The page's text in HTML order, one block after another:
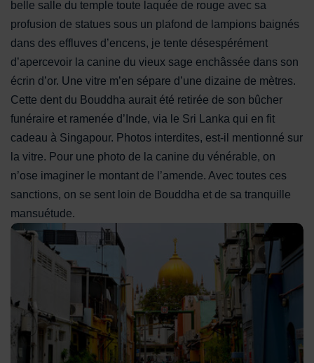
Mosquée Sultan du quartier de Kampong Glam
belle salle du temple toute laquée de rouge avec sa
profusion de statues sous un plafond de lampions baignés
dans des effluves d’encens, je tente désespérément
d’apercevoir la canine du vieux sage enchâssée dans son
écrin d’or. Une vitre m’en sépare d’une dizaine de mètres.
Cette dent du Bouddha aurait été retirée de son bûcher
funéraire et ramenée d’Inde, via le Sri Lanka qui en fit
cadeau à Singapour. Photos interdites, est-il mentionné sur
la vitre. Pour une photo de la canine du vénérable, on
n’ose imaginer le montant de l’amende. Avec toutes ces
sanctions, on se sent loin de Bouddha et de sa tranquille
mansuétude.